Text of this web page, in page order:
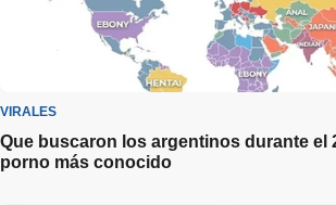
VIRALES
Que buscaron los argentinos durante el
porno más conocido